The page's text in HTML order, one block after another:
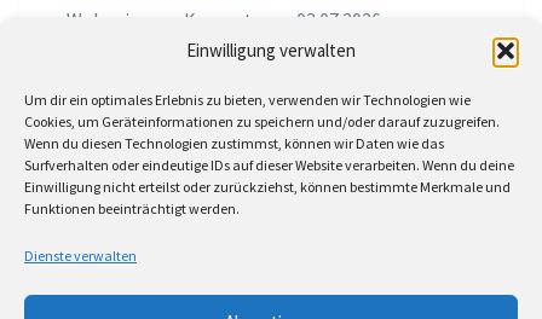
Einwilligung verwalten
Um dir ein optimales Erlebnis zu bieten, verwenden wir Technologien wie
Cookies, um Geräteinformationen zu speichern und/oder darauf zuzugreifen.
Wenn du diesen Technologien zustimmst, können wir Daten wie das
Surfverhalten oder eindeutige IDs auf dieser Website verarbeiten. Wenn du deine
Einwilligung nicht erteilst oder zurückziehst, können bestimmte Merkmale und
Funktionen beeinträchtigt werden.
Dienste verwalten
Wohnzimmer Konzerte am 03.07.2026
Podcast Nr.01 vom 08.09.2025 mit Joe Astray
MIRI IN THE GREENzuMiri in the Green in der
Hemingway Lounge, am 30.05.2026
MollezuInterview mit dem Vinylexpress zum